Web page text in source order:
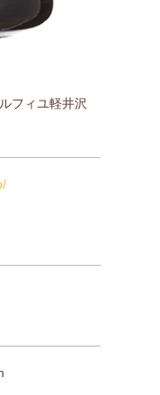
フィユ軽井沢